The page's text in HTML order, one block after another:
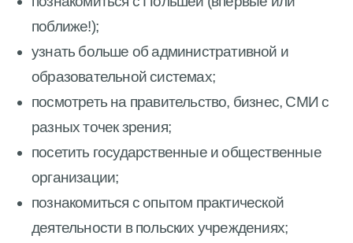
поближе!);
узнать больше об административной и
образовательной системах;
посмотреть на правительство, бизнес, СМИ с
разных точек зрения;
посетить государственные и общественные
организации;
познакомиться с опытом практической
деятельности в польских учреждениях;